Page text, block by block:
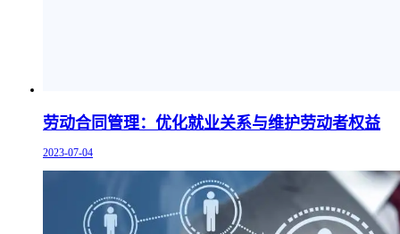
劳动合同管理：优化就业关系与维护劳动者权益
2023-07-04